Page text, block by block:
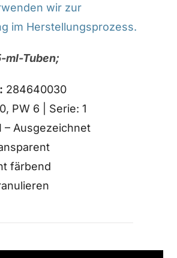
wir zur
im Herstellungsprozess.
ml-Tuben;
284640030
PW 6 | Serie: 1
I – Ausgezeichnet
färbend